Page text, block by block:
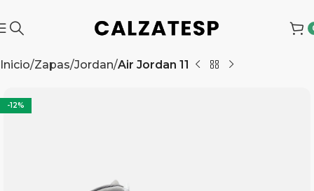
Inicio Zapas Jordan Air Jordan 11
-12%